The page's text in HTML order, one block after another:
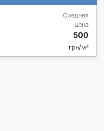
Средняя
цена
500
грн/м²